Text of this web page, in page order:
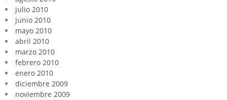
julio 2010
junio 2010
mayo 2010
abril 2010
marzo 2010
febrero 2010
enero 2010
diciembre 2009
noviembre 2009